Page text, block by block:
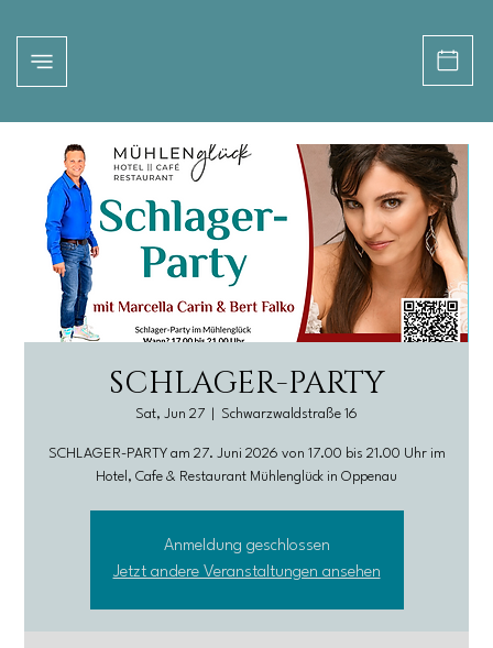
SCHLAGER-PARTY
Sat, Jun 27 Schwarzwaldstraße 16
SCHLAGER-PARTY am 27. Juni 2026 von 17.00 bis 21.00 Uhr im
Hotel, Cafe & Restaurant Mühlenglück in Oppenau
Anmeldung geschlossen
Jetzt andere Veranstaltungen ansehen